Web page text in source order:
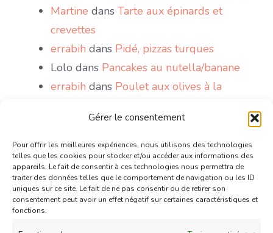
Gérer le consentement
Pour offrir les meilleures expériences, nous utilisons des technologies
telles que les cookies pour stocker et/ou accéder aux informations des
appareils. Le fait de consentir à ces technologies nous permettra de
traiter des données telles que le comportement de navigation ou les ID
uniques sur ce site. Le fait de ne pas consentir ou de retirer son
consentement peut avoir un effet négatif sur certaines caractéristiques et
fonctions.
Martine dans Tarte aux épinards et
crevettes
errabih dans Pidé, pizzas turques
Lolo dans Pancakes au nutella/banane
errabih dans Poulet aux olives à la
dansLe Mont Blanc, gâteau antillais
wattootedansGaufres comme à la fête
foraine
ChrisdansMini tartelettes aux chocolat
et confiture de lait caramélisé